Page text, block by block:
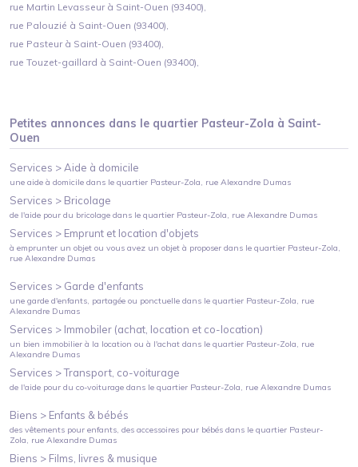
rue Martin Levasseur à Saint-Ouen (93400),
rue Palouzié à Saint-Ouen (93400),
rue Pasteur à Saint-Ouen (93400),
rue Touzet-gaillard à Saint-Ouen (93400),
Petites annonces dans le quartier Pasteur-Zola à Saint-
Ouen
Services >Aide à domicile
une aide à domicile dans le quartier Pasteur-Zola, rue Alexandre Dumas
Services > Bricolage
de l'aide pour du bricolage dans le quartier Pasteur-Zola, rue Alexandre Dumas
Services > Emprunt et location d'objets
à emprunter un objet ou vous avez un objet à proposer dans le quartier Pasteur-Zola,
rue Alexandre Dumas
Services > Garde d'enfants
une garde d'enfants, partagée ou ponctuelle dans le quartier Pasteur-Zola, rue
Alexandre Dumas
Services > Immobiler (achat, location et co-location)
un bien immobilier à la location ou à l'achat dans le quartier Pasteur-Zola, rue
Alexandre Dumas
Services >Transport, co-voiturage
de l'aide pour du co-voiturage dans le quartier Pasteur-Zola, rue Alexandre Dumas
Biens > Enfants & bébés
des vêtements pour enfants, des accessoires pour bébés dans le quartier Pasteur-
Zola, rue Alexandre Dumas
Biens > Films, livres & musique